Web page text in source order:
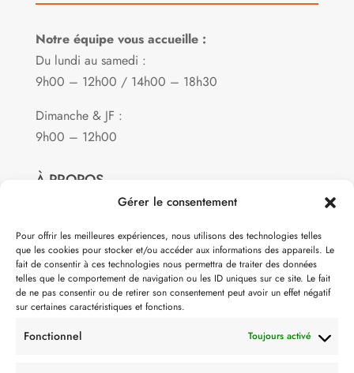
Gérer le consentement
Pour offrir les meilleures expériences, nous utilisons des technologies telles
que les cookies pour stocker et/ou accéder aux informations des appareils. Le
fait de consentir à ces technologies nous permettra de traiter des données
telles que le comportement de navigation ou les ID uniques sur ce site. Le fait
de ne pas consentir ou de retirer son consentement peut avoir un effet négatif
sur certaines caractéristiques et fonctions.
Fonctionnel Toujours activé
Notre équipe vous accueille :
Du lundi au samedi :
9h00 – 12h00 / 14h00 – 18h30
Dimanche & JF :
9h00 – 12h00
À PROPOS
Notre philosophie
Contact
Partenaire de: